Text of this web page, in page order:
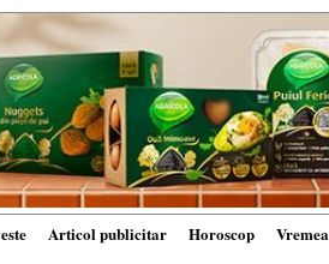
Articol publicitar Horoscop Vremea